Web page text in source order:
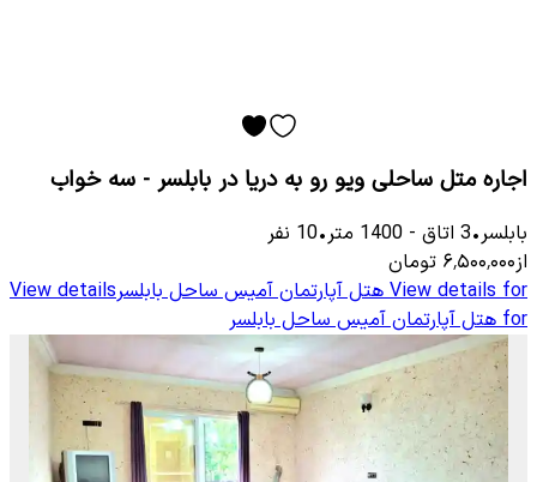
اجاره متل ساحلی ویو رو به دریا در بابلسر - سه خواب
بابلسر•
3 اتاق -
1400 متر•
10 نفر
از۶٬۵۰۰٬۰۰۰ تومان
View details for هتل آپارتمان آمیس ساحل بابلسرView details
for هتل آپارتمان آمیس ساحل بابلسر